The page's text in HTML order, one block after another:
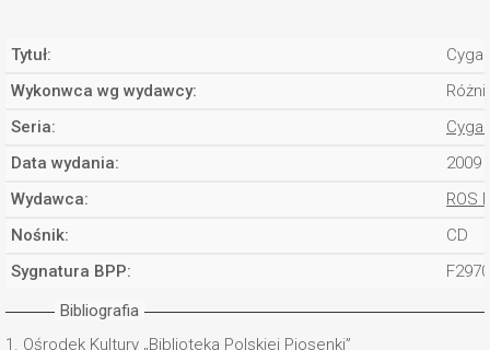
Tytuł:
Wykonwca wg wydawcy:
Seria:
Data wydania:
2009
Wydawca:
ROS
Nośnik:
CD
Sygnatura BPP:
Bibliografia
1. Ośrodek Kultury „Biblioteka Polskiej Piosenki”